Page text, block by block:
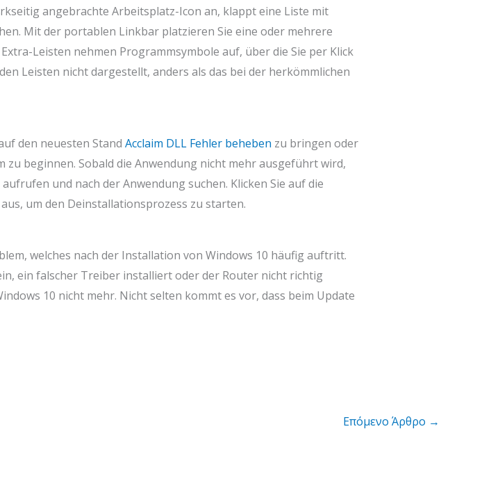
angebrachte Arbeitsplatz-Icon an, klappt eine Liste mit
Mit der portablen Linkbar platzieren Sie eine oder mehrere
Leisten nehmen Programmsymbole auf, über die Sie per Klick
Leisten nicht dargestellt, anders als das bei der herkömmlichen
den neuesten Stand Acclaim DLL Fehler beheben zu bringen oder
beginnen. Sobald die Anwendung nicht mehr ausgeführt wird,
und nach der Anwendung suchen. Klicken Sie auf die
um den Deinstallationsprozess zu starten.
welches nach der Installation von Windows 10 häufig auftritt.
ein falscher Treiber installiert oder der Router nicht richtig
10 nicht mehr. Nicht selten kommt es vor, dass beim Update
Επόμενο Άρθρο →